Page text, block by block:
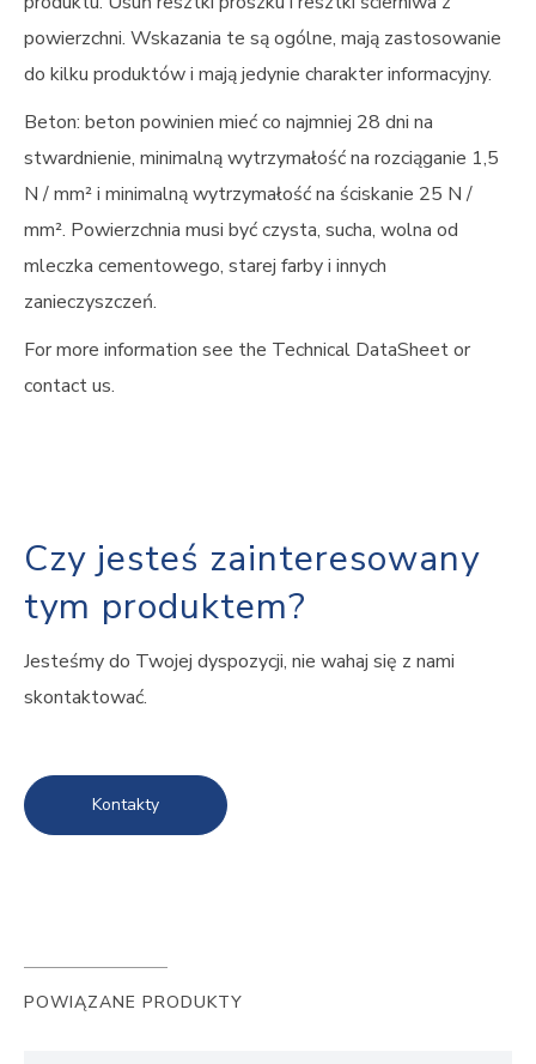
powierzchni. Wskazania te są ogólne, mają zastosowanie
do kilku produktów i mają jedynie charakter informacyjny.
Beton: beton powinien mieć co najmniej 28 dni na
stwardnienie, minimalną wytrzymałość na rozciąganie 1,5
N / mm² i minimalną wytrzymałość na ściskanie 25 N /
mm². Powierzchnia musi być czysta, sucha, wolna od
mleczka cementowego, starej farby i innych
zanieczyszczeń.
For more information see the Technical DataSheet or
contact us.
Czy jesteś zainteresowany
tym produktem?
Jesteśmy do Twojej dyspozycji, nie wahaj się z nami
skontaktować.
Kontakty
POWIĄZANE PRODUKTY